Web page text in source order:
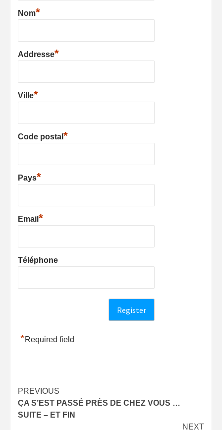
Nom*
Addresse*
Ville*
Code postal *
Pays*
Email *
Téléphone
*Required field
Post
navigation
PREVIOUS
ÇA S’EST PASSÉ PRÈS DE CHEZ VOUS …
SUITE – ET FIN
NEXT